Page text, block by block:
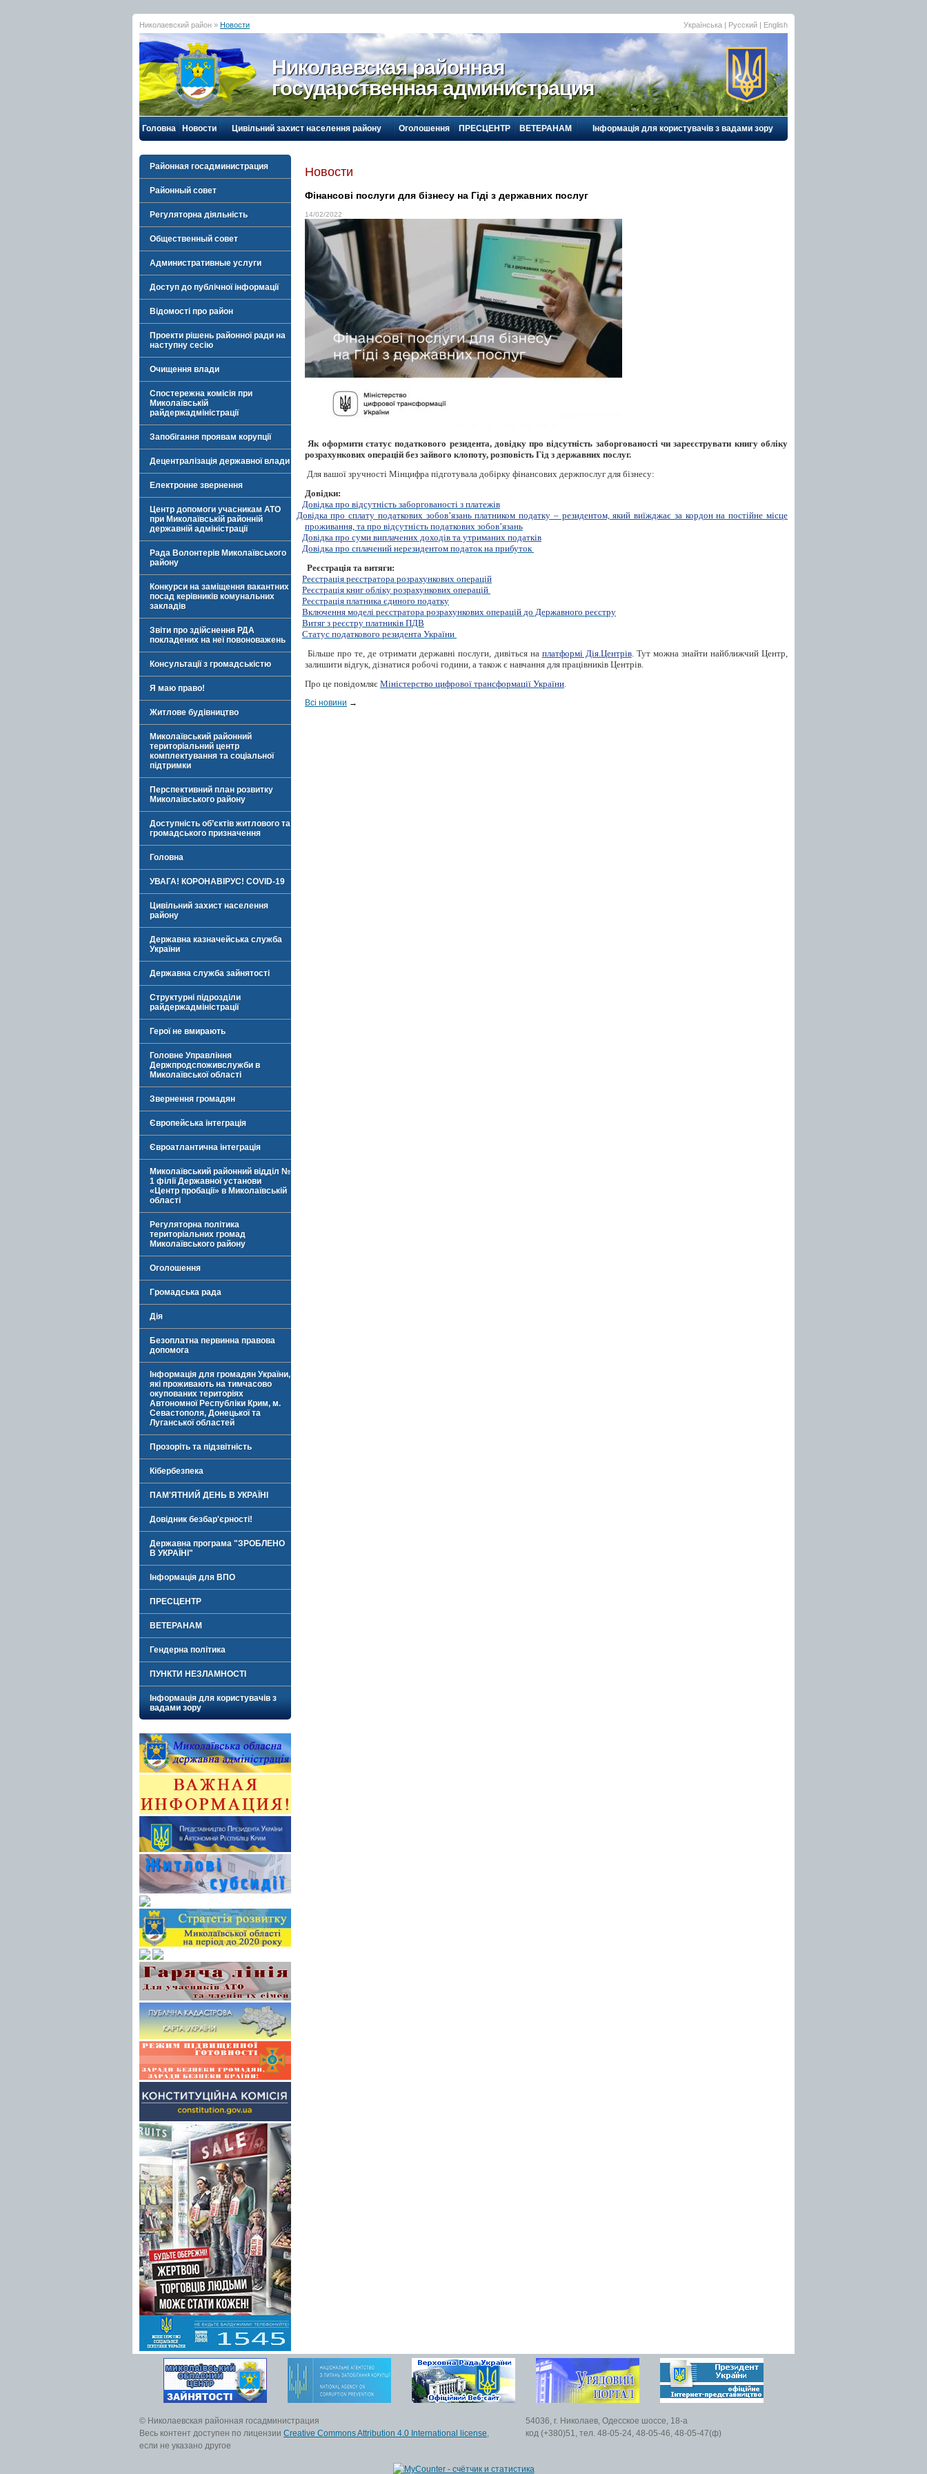
Николаевский район » Новости Українська | Русский | English
Николаевская районная
государственная администрация
Головна Новости Цивільний захист населення району Оголошення ПРЕСЦЕНТР ВЕТЕРАНАМ Інформація для користувачів з вадами зору
Районная госадминистрация
Районный совет
Регуляторна діяльність
Общественный совет
Административные услуги
Доступ до публічної інформації
Відомості про район
Проекти рішень районної ради на
наступну сесію
Очищення влади
Спостережна комісія при
Миколаївській
райдержадміністрації
Запобігання проявам корупції
Децентралізація державної влади
Електронне звернення
Центр допомоги учасникам АТО
при Миколаївській районній
державній адміністрації
Рада Волонтерів Миколаївського
району
Конкурси на заміщення вакантних
посад керівників комунальних
закладів
Звіти про здійснення РДА
покладених на неї повоноважень
Консультації з громадськістю
Я маю право!
Житлове будівництво
Миколаївський районний
територіальний центр
комплектування та соціальної
підтримки
Перспективний план розвитку
Миколаївського району
Доступність об’єктів житлового та
громадського призначення
Головна
УВАГА! КОРОНАВІРУС! COVID-19
Цивільний захист населення
району
Державна казначейська служба
України
Державна служба зайнятості
Структурні підрозділи
райдержадміністрації
Герої не вмирають
Головне Управління
Держпродспоживслужби в
Миколаївської області
Звернення громадян
Європейська інтеграція
Євроатлантична інтеграція
Миколаївський районний відділ №
1 філії Державної установи
«Центр пробації» в Миколаївській
області
Регуляторна політика
територіальних громад
Миколаївського району
Оголошення
Громадська рада
Дія
Безоплатна первинна правова
допомога
Інформація для громадян України,
які проживають на тимчасово
окупованих територіях
Автономної Республіки Крим, м.
Севастополя, Донецької та
Луганської областей
Прозоріть та підзвітність
Кібербезпека
ПАМ'ЯТНИЙ ДЕНЬ В УКРАЇНІ
Довідник безбар'єрності!
Державна програма "ЗРОБЛЕНО
В УКРАЇНІ"
Інформація для ВПО
ПРЕСЦЕНТР
ВЕТЕРАНАМ
Гендерна політика
ПУНКТИ НЕЗЛАМНОСТІ
Інформація для користувачів з
вадами зору
Новости
Фінансові послуги для бізнесу на Гіді з державних послуг
14/02/2022
Як оформити статус податкового резидента, довідку про відсутність заборгованості чи зареєструвати книгу обліку
розрахункових операцій без зайвого клопоту, розповість Гід з державних послуг.
Для вашої зручності Мінцифра підготувала добірку фінансових держпослуг для бізнесу:
Довідки:
·
Довідка про відсутність заборгованості з платежів
·
Довідка про сплату податкових зобов’язань платником податку – резидентом, який виїжджає за кордон на постійне місце
проживання, та про відсутність податкових зобов’язань
·
Довідка про суми виплачених доходів та утриманих податків
·
Довідка про сплачений нерезидентом податок на прибуток
Реєстрація та витяги:
·
Реєстрація реєстратора розрахункових операцій
·
Реєстрація книг обліку розрахункових операцій
·
Реєстрація платника єдиного податку
·
Включення моделі реєстратора розрахункових операцій до Державного реєстру
·
Витяг з реєстру платників ПДВ
·
Статус податкового резидента України
Більше про те, де отримати державні послуги, дивіться на платформі Дія.Центрів. Тут можна знайти найближчий Центр,
залишити відгук, дізнатися робочі години, а також є навчання для працівників Центрів.
Про це повідомляє Міністерство цифрової трансформації України
Всі новини →
© Николаевская районная госадминистрация
Весь контент доступен по лицензии Creative Commons Attribution 4.0 International license,
если не указано другое
54036, г. Николаев, Одесское шоссе, 18-а
код (+380)51, тел. 48-05-24, 48-05-46, 48-05-47(ф)